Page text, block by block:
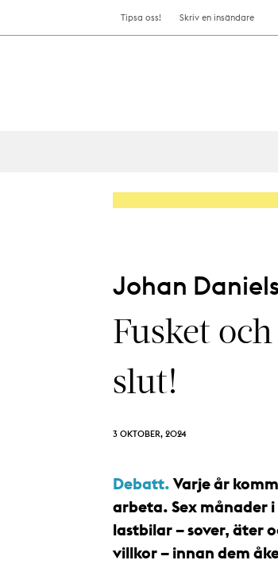
Tipsa oss! Skriv en insändare
Johan
Fusket
slut!
3 OKTOBER, 2024
Debatt. Varje år
arbeta. Sex månader
lastbilar – sover, äter
villkor – innan dem